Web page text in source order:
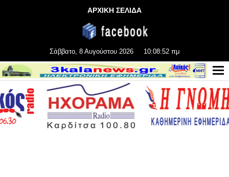
ΑΡΧΙΚΗ ΣΕΛΙΔΑ
Σάββατο, 8 Αυγούστου 2026 10:08:52 πμ